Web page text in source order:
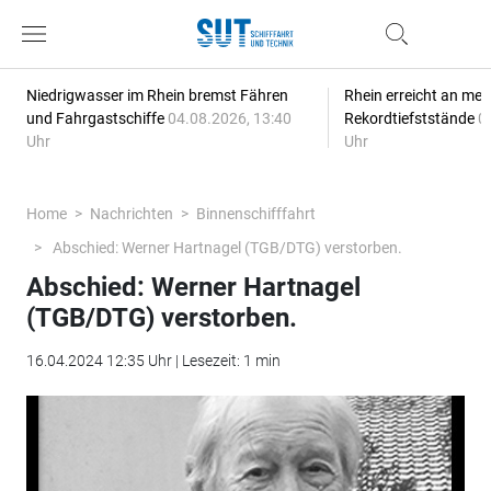
Niedrigwasser im Rhein bremst Fähren
und Fahrgastschiffe 04.08.2026, 13:40
Uhr
Rhein erreicht an
Rekordtiefststände
Uhr
Home Nachrichten
Binnenschifffahrt
Abschied: Werner Hartnagel (TGB/DTG) verstorben.
Abschied: Werner Hartnagel
(TGB/DTG) verstorben.
16.04.2024 12:35 Uhr | Lesezeit: 1 min